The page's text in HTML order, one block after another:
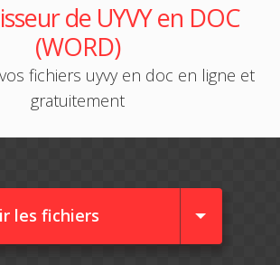
de UYVY en DOC
(WORD)
fichiers uyvy en doc en ligne et
gratuitement
les fichiers